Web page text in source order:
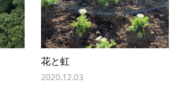
花と虹
2020.12.03